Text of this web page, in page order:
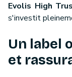
Evolis High
s'investit
Un label
et